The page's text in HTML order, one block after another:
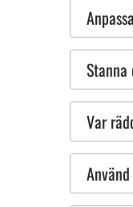
Var